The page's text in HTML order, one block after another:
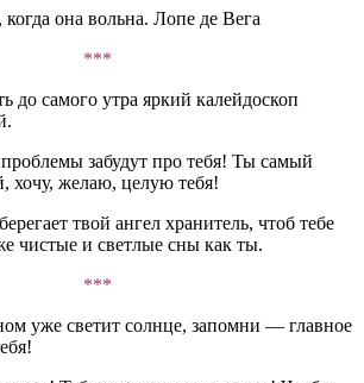
она вольна. Лопе де Вега
***
до самого утра яркий калейдоскоп
забудут про тебя! Ты самый
желаю, целую тебя!
твой ангел хранитель, чтоб тебе
чистые и светлые сны как ты.
***
уже светит солнце, запомни — главное